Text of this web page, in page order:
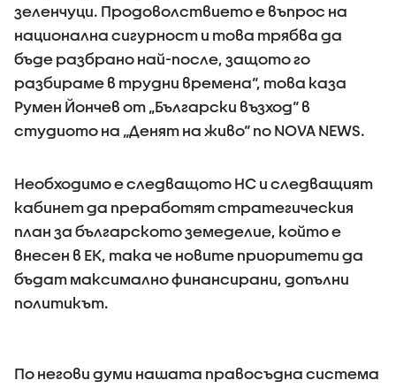
зеленчуци. Продоволствието е въпрос на
национална сигурност и това трябва да
бъде разбрано най-после, защото го
разбираме в трудни времена“, това каза
Румен Йончев от „Български възход“ в
студиото на „Денят на живо“ по NOVA NEWS.
Необходимо е следващото НС и следващият
кабинет да преработят стратегическия
план за българското земеделие, който е
внесен в ЕК, така че новите приоритети да
бъдат максимално финансирани, допълни
политикът.
По негови думи нашата правосъдна система